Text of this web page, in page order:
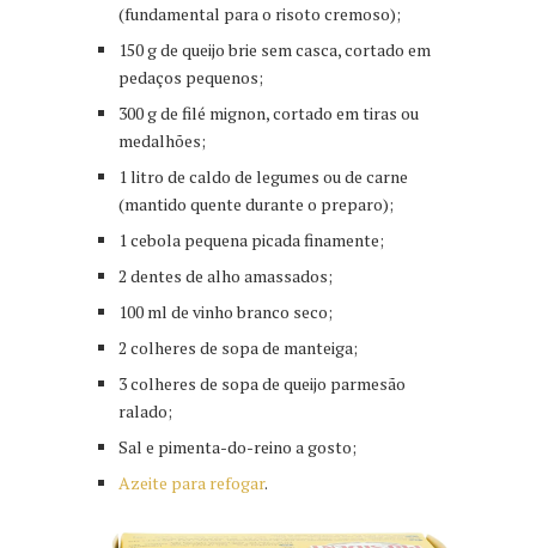
(fundamental para o risoto cremoso);
150 g de queijo brie sem casca, cortado em
pedaços pequenos;
300 g de filé mignon, cortado em tiras ou
medalhões;
1 litro de caldo de legumes ou de carne
(mantido quente durante o preparo);
1 cebola pequena picada finamente;
2 dentes de alho amassados;
100 ml de vinho branco seco;
2 colheres de sopa de manteiga;
3 colheres de sopa de queijo parmesão
ralado;
Sal e pimenta-do-reino a gosto;
Azeite para refogar.